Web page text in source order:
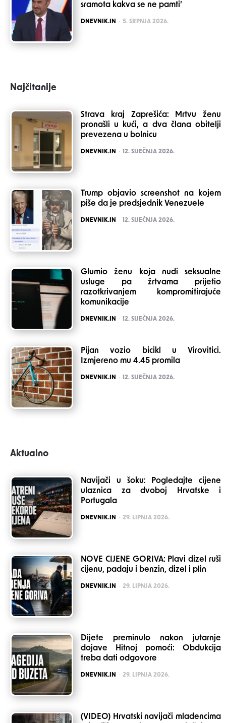
sramota kakva se ne pamti’
POSTED
DNEVNIK.IN 5. SRPNJA 2026.
Najčitanije
Strava kraj Zaprešića: Mrtvu ženu
pronašli u kući, a dva člana obitelji
prevezena u bolnicu
POSTED
DNEVNIK.IN 12. SIJEČNJA 2026.
Trump objavio screenshot na kojem
piše da je predsjednik Venezuele
POSTED
DNEVNIK.IN 12. SIJEČNJA 2026.
Glumio ženu koja nudi seksualne
usluge pa žrtvama prijetio
razotkrivanjem kompromitirajuće
komunikacije
POSTED
DNEVNIK.IN 12. SIJEČNJA 2026.
Pijan vozio bicikl u Virovitici.
Izmjereno mu 4.45 promila
POSTED
DNEVNIK.IN 12. SIJEČNJA 2026.
Aktualno
Navijači u šoku: Pogledajte cijene
ulaznica za dvoboj Hrvatske i
Portugala
POSTED
DNEVNIK.IN 29. LIPNJA 2026.
NOVE CIJENE GORIVA: Plavi dizel ruši
cijenu, padaju i benzin, dizel i plin
POSTED
DNEVNIK.IN 29. LIPNJA 2026.
Dijete preminulo nakon jutarnje
dojave Hitnoj pomoći: Obdukcija
treba dati odgovore
POSTED
DNEVNIK.IN 29. LIPNJA 2026.
(VIDEO) Hrvatski navijači mladencima